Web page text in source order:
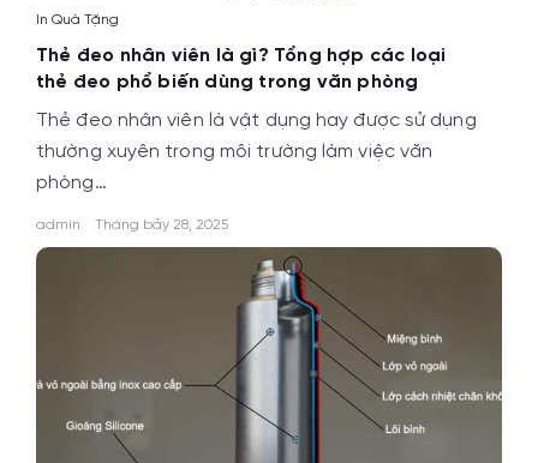
In Quà Tặng
Thẻ đeo nhân viên là gì? Tổng hợp các loại
thẻ đeo phổ biến dùng trong văn phòng
Thẻ đeo nhân viên là vật dụng hay được sử dụng
thường xuyên trong môi trường làm việc văn
phòng…
admin Tháng bảy 28, 2025